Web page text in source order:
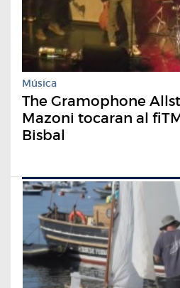
Música
The Gramophone
Mazoni tocaran al
Bisbal